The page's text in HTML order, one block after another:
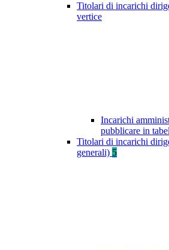
Titolari di incarichi
vertice
Incarichi
pubblicare in
Titolari di incarichi
generali) 5